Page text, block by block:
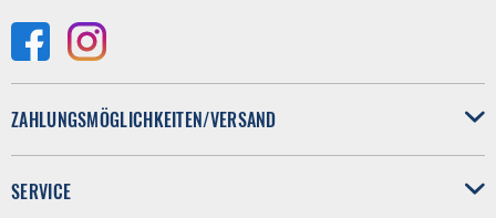
ZAHLUNGSMÖGLICHKEITEN/VERSAND
SERVICE